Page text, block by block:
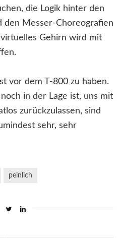
die Logik hinter den
den Messer-Choreografien
Gehirn wird mit
vor dem T-800 zu haben.
in der Lage ist, uns mit
zurückzulassen, sind
sehr, sehr
peinlich